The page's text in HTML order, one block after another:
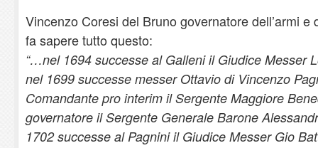
Vincenzo Coresi del Bruno governatore dell’armi
fa sapere tutto questo:
“…nel 1694 successe al Galleni il Giudice Messer
nel 1699 successe messer Ottavio di Vincenzo
Comandante pro interim il Sergente Maggiore
governatore il Sergente Generale Barone
1702 successe al Pagnini il Giudice Messer Gio